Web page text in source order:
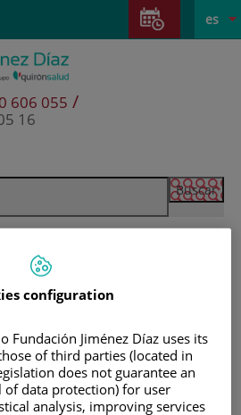
activo
es
606 055 /
16
visitantes
configuration
Fundación Jiménez Díaz uses its
of third parties (located in
does not guarantee an
of data protection) for user
analysis, improving services